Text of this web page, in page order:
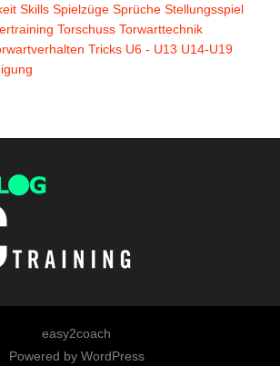
Skills Spielzüge Sprüche Stellungsspiel
Torschuss Torwarttechnik
Tricks U6 - U13 U14-U19
easy2coach
Powered by WordPress